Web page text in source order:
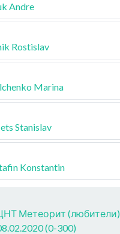
Andre
Rostislav
Marina
Stanislav
Konstantin
Метеорит (любители)
(0-300)